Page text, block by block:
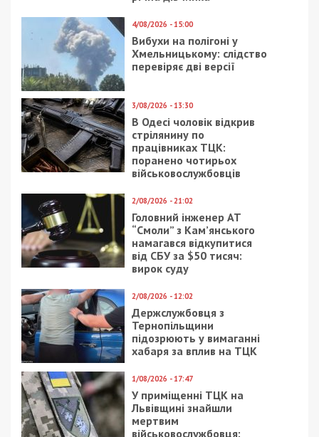
Приєднуйтесь також до 49000 в Google News. Слідкуйте
за останніми новинами!
Приєднатися
Читайте також
Заступника начальника Південного
управління Держпраці затримали за
підозрою у системному вимаганні хабарів
від підприємців
Окупанти атакували автівки “швидкої
допомоги” на Дніпропетровщині
ГРОШІ